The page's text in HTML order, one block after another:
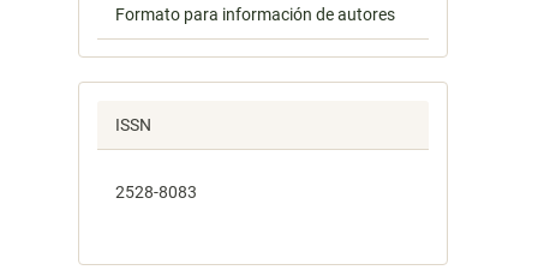
Formato para información de autores
ISSN
2528-8083